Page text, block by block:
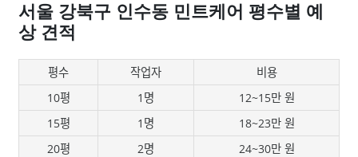
서울 강북구 인수동 민트케어 평수별 예
상 견적
평수 작업자
비용
10평
1명
12~15만 원
15평
1명
18~23만 원
20평
2명
24~30만 원